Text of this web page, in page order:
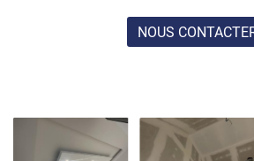
NOUS